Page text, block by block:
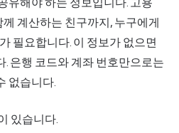
유해야 하는 정보입니다. 고용
계산하는 친구까지, 누구에게
필요합니다. 이 정보가 없으면
. 은행 코드와 계좌 번호만으로는
없습니다.
있습니다.